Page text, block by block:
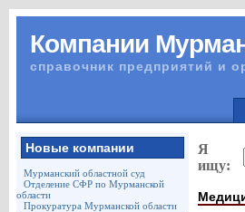
Компании
справочник предприятий и
Новые компании
Мурманский областной суд
Отделение СФР по Мурманской
области
Прокуратура Мурманской области
Я
ищу: